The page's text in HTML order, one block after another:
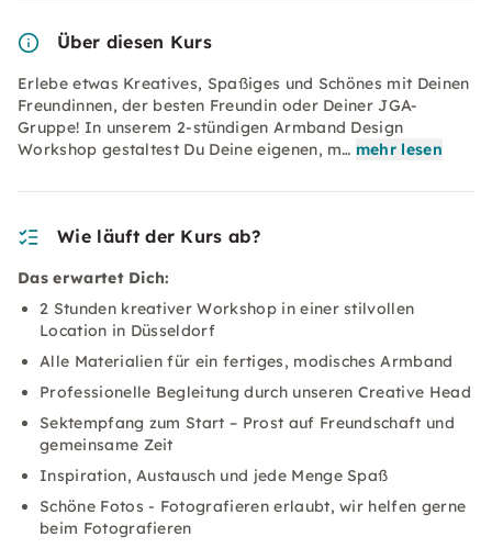
Über diesen Kurs
Erlebe etwas Kreatives, Spaßiges und Schönes mit Deinen
Freundinnen, der besten Freundin oder Deiner JGA-
Gruppe! In unserem 2-stündigen Armband Design
Workshop gestaltest Du Deine eigenen, m… mehr lesen
Wie läuft der Kurs ab?
Das erwartet Dich:
2 Stunden kreativer Workshop in einer stilvollen
Location in Düsseldorf
Alle Materialien für ein fertiges, modisches Armband
Professionelle Begleitung durch unseren Creative Head
Sektempfang zum Start – Prost auf Freundschaft und
gemeinsame Zeit
Inspiration, Austausch und jede Menge Spaß
Schöne Fotos - Fotografieren erlaubt, wir helfen gerne
beim Fotografieren